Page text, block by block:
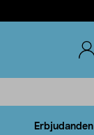
Erbjudanden